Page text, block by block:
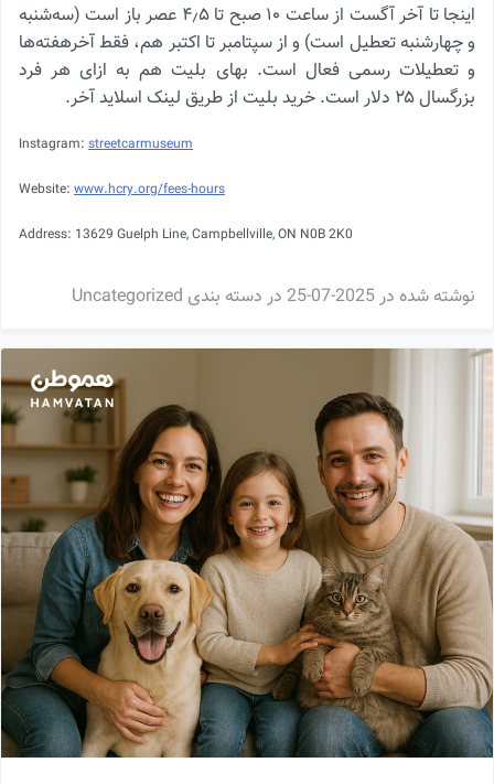
اینجا تا آخر آگست از ساعت ۱۰ صبح تا ۴٫۵ عصر باز است (سه‌شنبه
و چهارشنبه تعطیل است) و از سپتامبر تا اکتبر هم، فقط آخرهفته‌ها
و تعطیلات رسمی فعال است. بهای بلیت هم به ازای هر فرد
بزرگسال ۲۵ دلار است. خرید بلیت از طریق لینک اسلاید آخر.
Instagram: streetcarmuseum
Website: www.hcry.org/fees-hours
Address: 13629 Guelph Line, Campbellville, ON N0B 2K0
نوشته شده در2025-07-25 در دسته بندی Uncategorized